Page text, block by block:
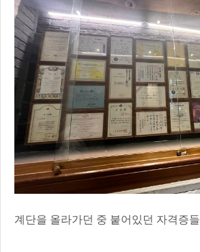
계단을 올라가던 중 붙어있던 자격증들